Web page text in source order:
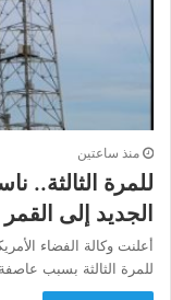
منذ ساعتين
للمرة الثالثة..
الجديد إلى
أعلنت وكالة الفضاء
للمرة الثالثة بسبب